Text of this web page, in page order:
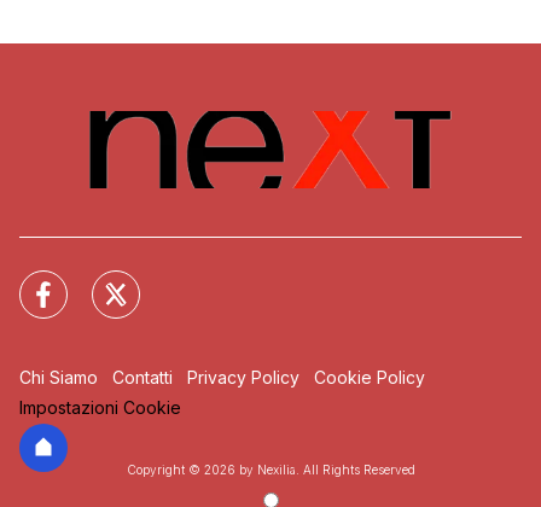
Chi Siamo Contatti Privacy Policy
Cookie Policy
Impostazioni Cookie
Copyright © 2026 by Nexilia. All Rights Reserved